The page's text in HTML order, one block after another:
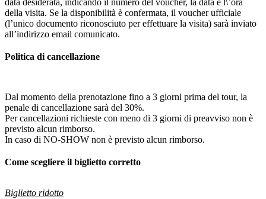
data desiderata, indicando il numero del voucher, la data e l\’ora
della visita. Se la disponibilità è confermata, il voucher ufficiale
(l’unico documento riconosciuto per effettuare la visita) sarà inviato
all’indirizzo email comunicato.
Politica di cancellazione
Dal momento della prenotazione fino a 3 giorni prima del tour, la
penale di cancellazione sarà del 30%.
Per cancellazioni richieste con meno di 3 giorni di preavviso non è
previsto alcun rimborso.
In caso di NO-SHOW non è previsto alcun rimborso.
Come scegliere il biglietto corretto
Biglietto ridotto